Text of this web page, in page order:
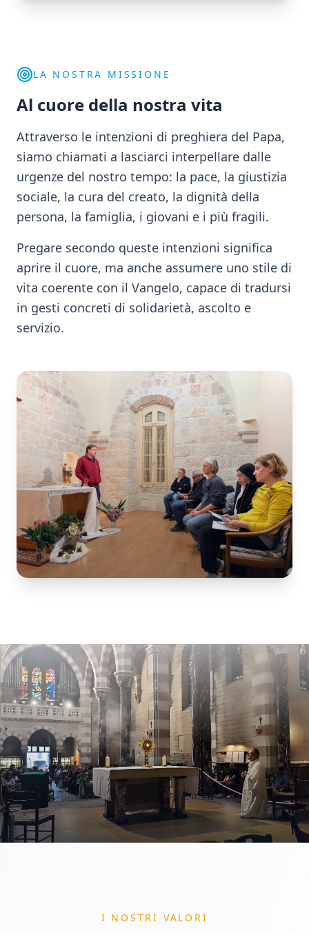
LA NOSTRA MISSIONE
Al cuore della nostra vita
Attraverso le intenzioni di preghiera del Papa,
siamo chiamati a lasciarci interpellare dalle
urgenze del nostro tempo: la pace, la giustizia
sociale, la cura del creato, la dignità della
persona, la famiglia, i giovani e i più fragili.
Pregare secondo queste intenzioni significa
aprire il cuore, ma anche assumere uno stile di
vita coerente con il Vangelo, capace di tradursi
in gesti concreti di solidarietà, ascolto e
servizio.
I NOSTRI VALORI